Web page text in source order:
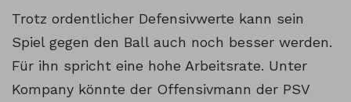
Trotz ordentlicher Defensivwerte kann sein
Spiel gegen den Ball auch noch besser werden.
Für ihn spricht eine hohe Arbeitsrate. Unter
Kompany könnte der Offensivmann der PSV